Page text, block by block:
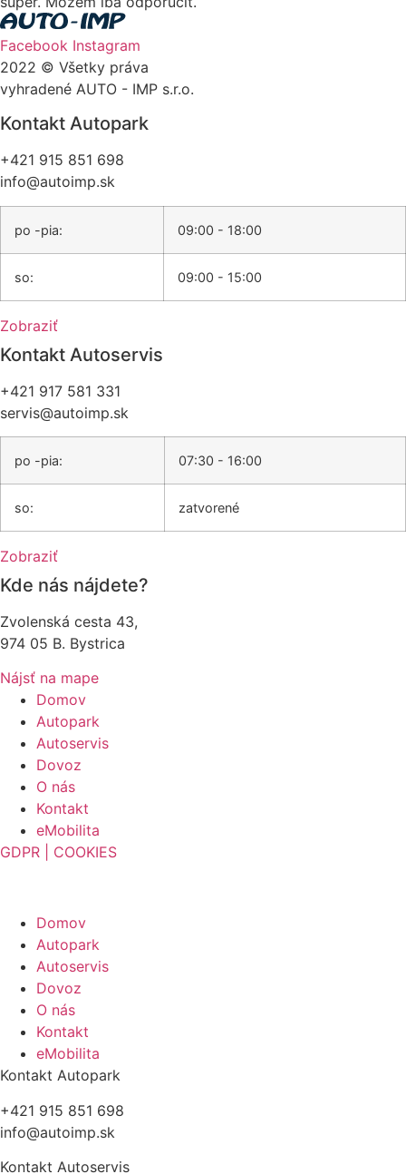
Facebook Instagram
2022 © Všetky práva
vyhradené AUTO - IMP s.r.o.
Kontakt Autopark
+421 915 851 698
info@autoimp.sk
po -pia: 09:00 - 18:00
so: 09:00 - 15:00
Zobraziť
Kontakt Autoservis
+421 917 581 331
servis@autoimp.sk
po -pia: 07:30 - 16:00
so: zatvorené
Zobraziť
Kde nás nájdete?
Zvolenská cesta 43,
974 05 B. Bystrica
Nájsť na mape
Domov
Autopark
Autoservis
Dovoz
O nás
Kontakt
eMobilita
GDPR |
COOKIES
Domov
Autopark
Autoservis
Dovoz
O nás
Kontakt
eMobilita
Kontakt Autopark
+421 915 851 698
info@autoimp.sk
Kontakt Autoservis